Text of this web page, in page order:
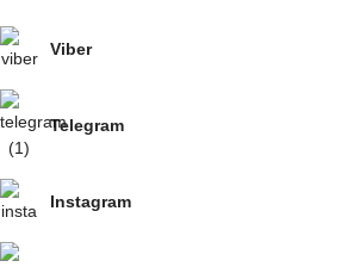
Viber
Telegram
Instagram